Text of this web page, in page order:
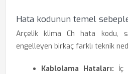
Hata kodunun temel
Arçelik klima Ch hata kodu,
engelleyen birkaç farklı teknik
Kablolama Hataları: İç